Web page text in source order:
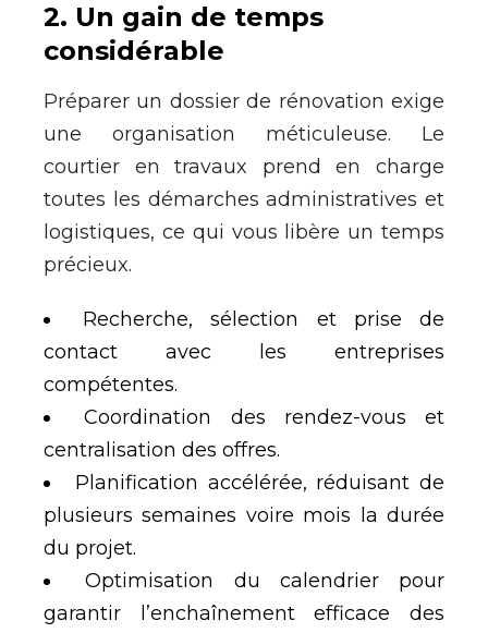
2. Un gain de temps
considérable
Préparer un dossier de rénovation exige
une organisation méticuleuse. Le
courtier en travaux prend en charge
toutes les démarches administratives et
logistiques, ce qui vous libère un temps
précieux.
Recherche, sélection et prise de
contact avec les entreprises
compétentes.
Coordination des rendez-vous et
centralisation des offres.
Planification accélérée, réduisant de
plusieurs semaines voire mois la durée
du projet.
Optimisation du calendrier pour
garantir l’enchaînement efficace des